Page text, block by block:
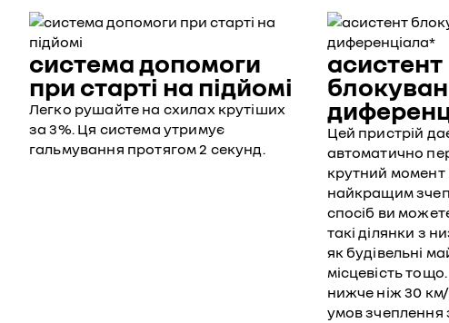
система допомоги
при старті на підйомі
Легко рушайте на схилах крутіших
за 3%. Ця система утримує
гальмування протягом 2 секунд.
асистент
Цей пристрій
автоматично
крутний момент
найкращим
спосіб ви
такі ділянки з
як будівельні
місцевість
нижче ніж 30
умов зчеплення